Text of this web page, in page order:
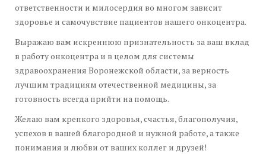
ответственности и милосердия во многом зависит
здоровье и самочувствие пациентов нашего онкоцентра.
Выражаю вам искреннюю признательность за ваш вклад
в работу онкоцентра и в целом для системы
здравоохранения Воронежской области, за верность
лучшим традициям отечественной медицины, за
готовность всегда прийти на помощь.
Желаю вам крепкого здоровья, счастья, благополучия,
успехов в вашей благородной и нужной работе, а также
понимания и любви от ваших коллег и друзей!